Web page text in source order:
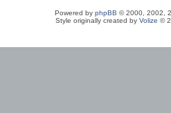
Powered by phpBB © 2000, 2002,
Style originally created by Volize ©